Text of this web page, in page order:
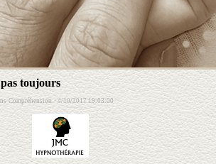
toujours
Compréhension·4/10/2017 19:03:00